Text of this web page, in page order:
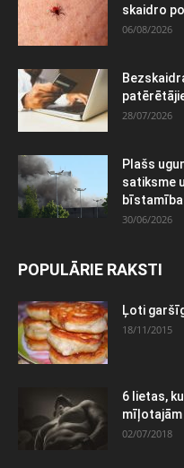
skaidro
06/08/2026
28/07/2026
Plašs
satiksme
30/06/2026
POPULĀRIE RAKSTI
Ļoti
18/11/2015
6 lietas,
mīļotajām
02/07/2018